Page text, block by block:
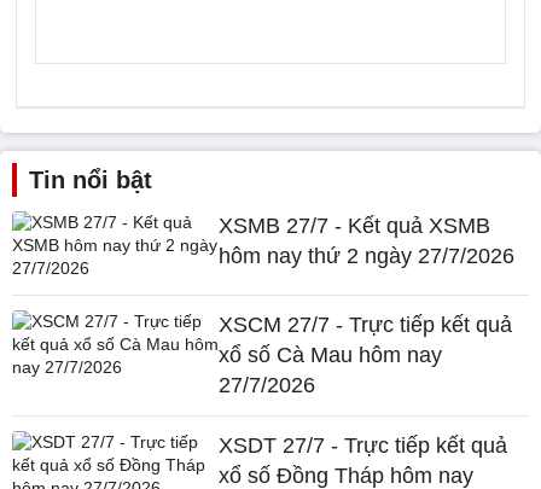
Tin nổi bật
XSMB 27/7 - Kết quả XSMB
hôm nay thứ 2 ngày 27/7/2026
XSCM 27/7 - Trực tiếp kết quả
xổ số Cà Mau hôm nay
27/7/2026
XSDT 27/7 - Trực tiếp kết quả
xổ số Đồng Tháp hôm nay